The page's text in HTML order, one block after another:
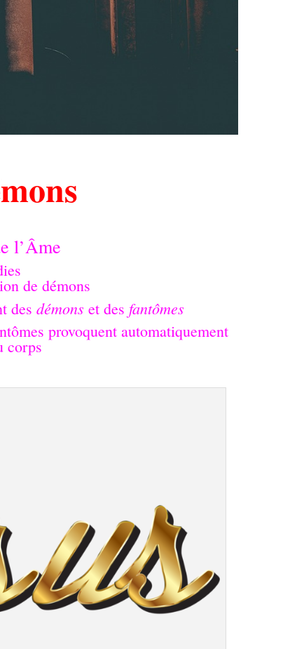
l’Âme
de démons
des démons et des fantômes
provoquent automatiquement
corps